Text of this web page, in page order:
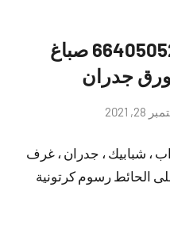
صباغ هندي الفروانية 66405052 صباغ
جدران
2021
تعليقات
، شبابيك ، جدران ، غرف
الحائط رسوم كرتونية